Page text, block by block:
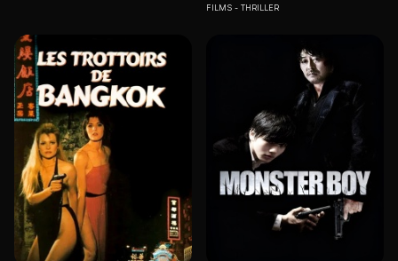
FILMS THRILLER